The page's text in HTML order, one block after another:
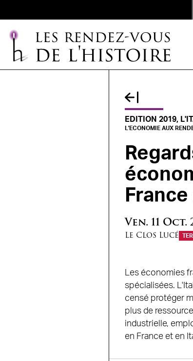
EDITION 2019,
L'ECONOMIE AUX
Ven. 11 Oct.
Le Clos Lucé
Les économies
spécialisées.
censé protéger
plus de
industrielle,
en France et en